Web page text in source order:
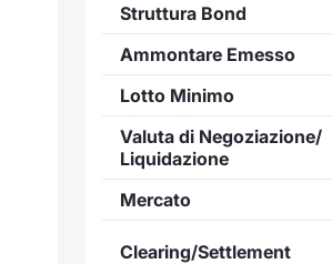
Struttura Bond
Ammontare Emesso
Lotto Minimo
Valuta di Negoziazione/
Liquidazione
Mercato
Clearing/Settlement